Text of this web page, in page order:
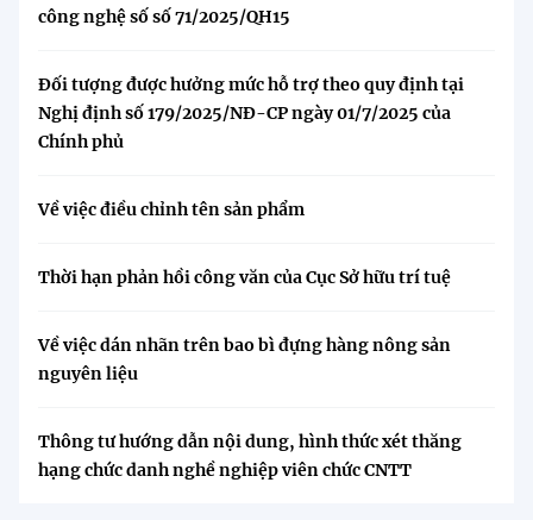
công nghệ số số 71/2025/QH15
Đối tượng được hưởng mức hỗ trợ theo quy định tại
Nghị định số 179/2025/NĐ-CP ngày 01/7/2025 của
Chính phủ
Về việc điều chỉnh tên sản phẩm
Thời hạn phản hồi công văn của Cục Sở hữu trí tuệ
Về việc dán nhãn trên bao bì đựng hàng nông sản
nguyên liệu
Thông tư hướng dẫn nội dung, hình thức xét thăng
hạng chức danh nghề nghiệp viên chức CNTT